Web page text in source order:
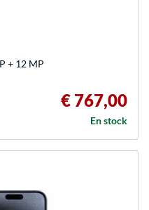
+ 12 MP
€ 767,00
En stock